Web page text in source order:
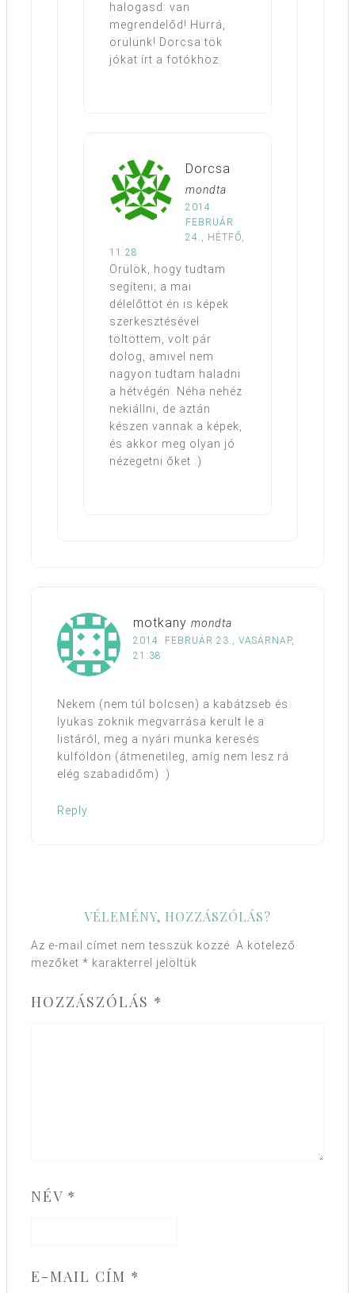
halogasd: van
megrendelőd! Hurrá,
örülünk! Dorcsa tök
jókat írt a fotókhoz.
Dorcsa
mondta
2014.
FEBRUÁR
24., HÉTFŐ,
11:28
Örülök, hogy tudtam
segíteni; a mai
délelőttöt én is képek
szerkesztésével
töltöttem, volt pár
dolog, amivel nem
nagyon tudtam haladni
a hétvégén. Néha nehéz
nekiállni, de aztán
készen vannak a képek,
és akkor meg olyan jó
nézegetni őket :)
motkany mondta
2014. FEBRUÁR 23., VASÁRNAP,
21:38
Nekem (nem túl bölcsen) a kabátzseb és
lyukas zoknik megvarrása került le a
listáról, meg a nyári munka keresés
külföldön (átmenetileg, amíg nem lesz rá
elég szabadidőm) :)
Reply
VÉLEMÉNY, HOZZÁSZÓLÁS?
Az e-mail címet nem tesszük közzé. A kötelező
mezőket * karakterrel jelöltük
HOZZÁSZÓLÁS *
NÉV *
E-MAIL CÍM *